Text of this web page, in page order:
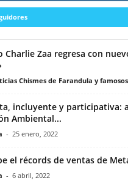
Charlie Zaa regresa con
Chismes de Farandula y famosos
incluyente y participativa:
Ambiental...
- 25 enero, 2022
el récords de ventas de
- 6 abril, 2022